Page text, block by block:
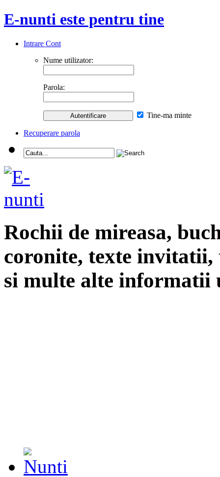
E-nunti este pentru tine
Intrare Cont
Nume utilizator:
Parola:
Tine-ma minte
Recuperare parola
Rochii de mireasa,
coronite, texte
si multe alte informatii